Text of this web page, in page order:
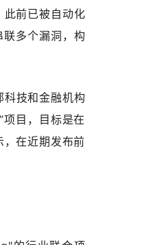
此前已被自动化
多个漏洞，构
技和金融机构
目，目标是在
在近期发布前